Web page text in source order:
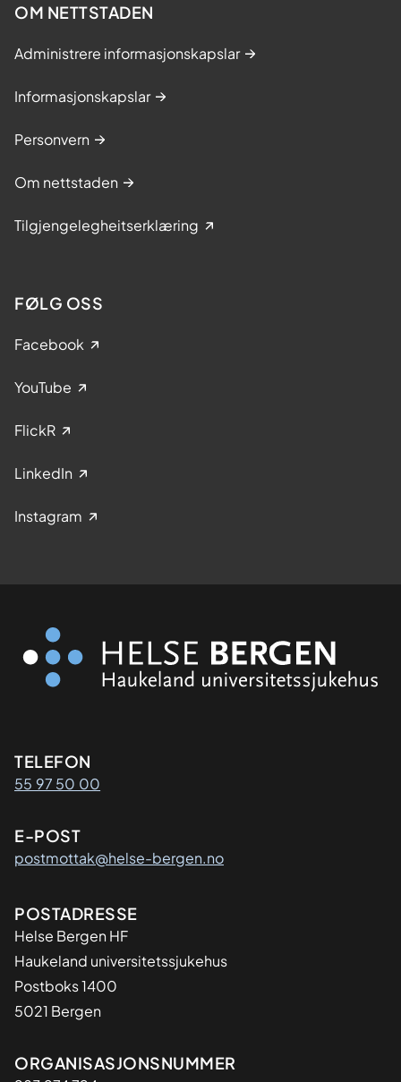
OM NETTSTADEN
Administrere informasjonskapslar
Informasjonskapslar
Personvern
Om nettstaden
Tilgjengelegheitserklæring
FØLG OSS
Facebook
YouTube
FlickR
LinkedIn
Instagram
Kontaktinformasjon
TELEFON
55 97 50 00
E-POST
postmottak@helse-bergen.no
Adresse
POSTADRESSE
Helse Bergen HF
Haukeland universitetssjukehus
Postboks 1400
5021 Bergen
Organisasjon
ORGANISASJONSNUMMER